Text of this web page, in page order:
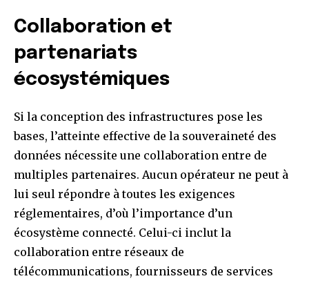
Collaboration et
partenariats
écosystémiques
Si la conception des infrastructures pose les
bases, l’atteinte effective de la souveraineté des
données nécessite une collaboration entre de
multiples partenaires. Aucun opérateur ne peut à
lui seul répondre à toutes les exigences
réglementaires, d’où l’importance d’un
écosystème connecté. Celui-ci inclut la
collaboration entre réseaux de
télécommunications, fournisseurs de services